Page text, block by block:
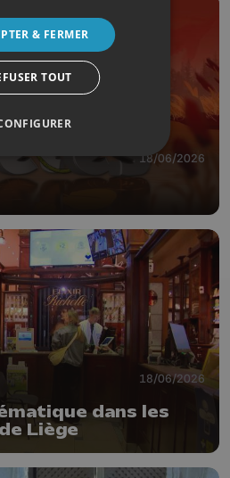
18/06/2026
18/06/2026
dans les
Liège
& FERMER
TOUT